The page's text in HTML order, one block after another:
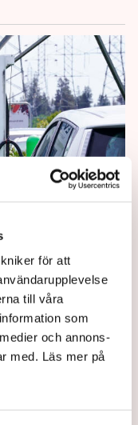
för att
till våra
som
och annons-
med. Läs mer på
från
– USA:s
2035,